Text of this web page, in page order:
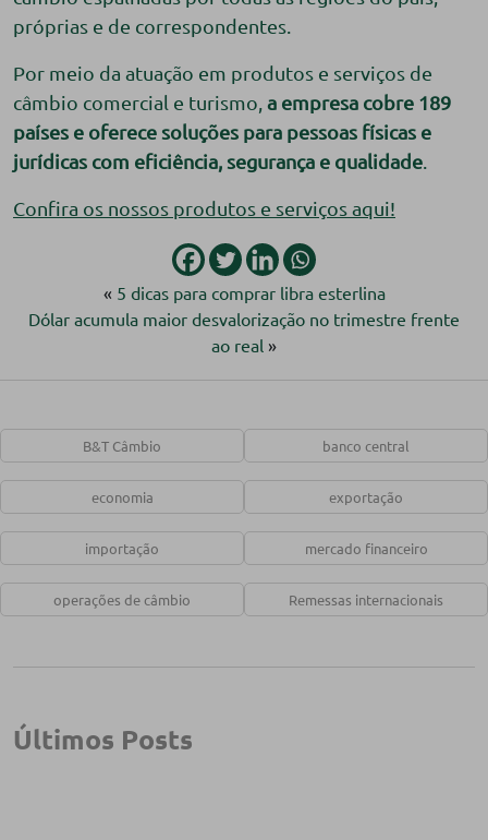
próprias e de correspondentes.
Por meio da atuação em produtos e serviços de
câmbio comercial e turismo, a empresa cobre 189
países e oferece soluções para pessoas físicas e
jurídicas com eficiência, segurança e qualidade
Confira os nossos produtos e serviços aqui!
« 5 dicas para comprar libra esterlina
Dólar acumula maior desvalorização no trimestre frente
ao real »
B&T Câmbio banco central
economia exportação
importação mercado financeiro
operações de câmbio Remessas internacionais
Últimos Posts